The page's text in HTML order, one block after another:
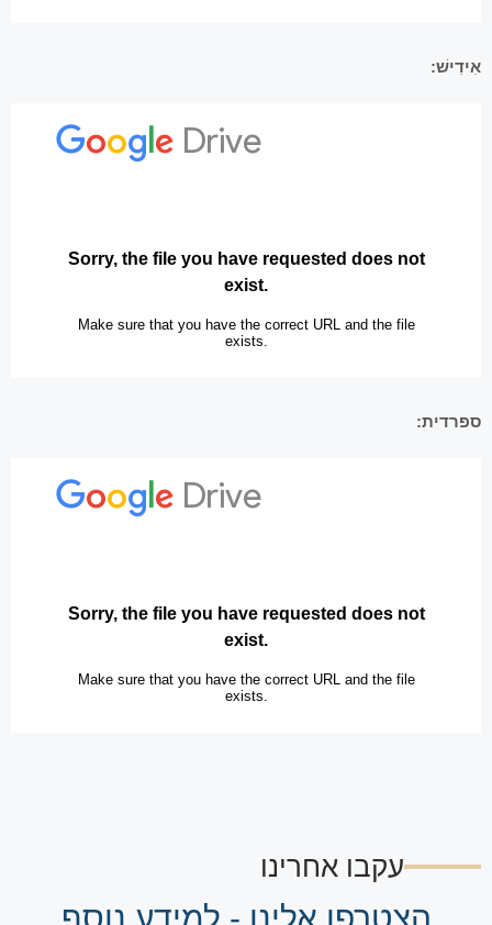
אִידִישׁ:
ספרדית:
עקבו אחרינו
הצטרפו אלינו - למידע נוסף